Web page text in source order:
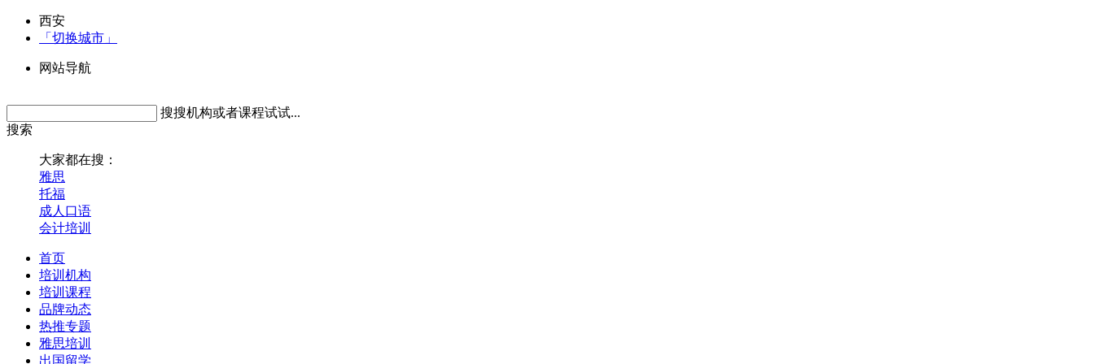
西安
「切换城市」
网站导航
搜搜机构或者课程试试...
搜索
大家都在搜：
雅思
托福
成人口语
会计培训
首页
培训机构
培训课程
品牌动态
热推专题
雅思培训
出国留学